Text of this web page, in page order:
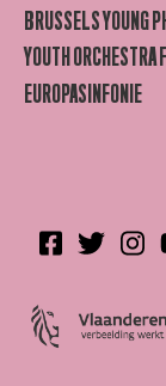
BRUSSELS YOUNG
YOUTH ORCHESTRA
EUROPASINFONIE